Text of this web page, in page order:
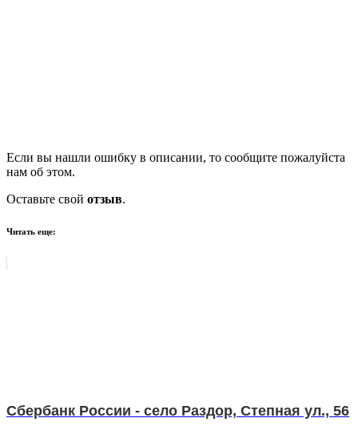
Если вы нашли ошибку в описании, то сообщите пожалуйста
нам об этом.
Оставьте свой отзыв.
Читать еще:
Сбербанк России - село Раздор, Степная ул., 56